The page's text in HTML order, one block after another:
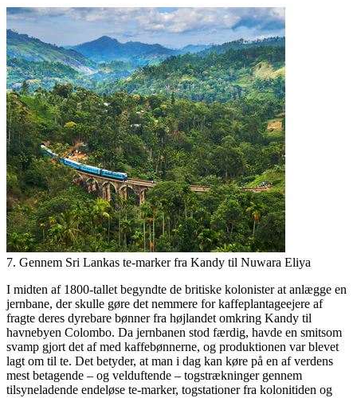
7. Gennem Sri Lankas te-marker fra Kandy til Nuwara Eliya
I midten af 1800-tallet begyndte de britiske kolonister at anlægge en
jernbane, der skulle gøre det nemmere for kaffeplantageejere af
fragte deres dyrebare bønner fra højlandet omkring Kandy til
havnebyen Colombo. Da jernbanen stod færdig, havde en smitsom
svamp gjort det af med kaffebønnerne, og produktionen var blevet
lagt om til te. Det betyder, at man i dag kan køre på en af verdens
mest betagende – og velduftende – togstrækninger gennem
tilsyneladende endeløse te-marker, togstationer fra kolonitiden og